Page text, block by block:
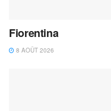
Fiorentina
8 AOÛT 2026